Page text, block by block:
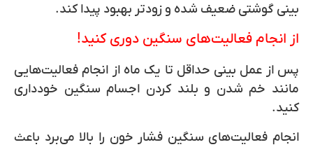
بینی گوشتی ضعیف شده و زودتر بهبود پیدا کند.
از انجام فعالیت‌های سنگین دوری کنید!
پس از عمل بینی حداقل تا یک ماه از انجام فعالیت‌هایی
مانند خم شدن و بلند کردن اجسام سنگین خودداری
کنید.
انجام فعالیت‌های سنگین فشار خون را بالا می‌برد باعث